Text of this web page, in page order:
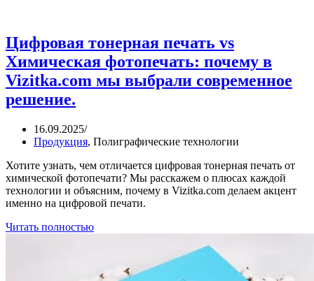
Цифровая тонерная печать vs
Химическая фотопечать: почему в
Vizitka.com мы выбрали современное
решение.
16.09.2025/
Продукция, Полиграфические технологии
Хотите узнать, чем отличается цифровая тонерная печать от
химической фотопечати? Мы расскажем о плюсах каждой
технологии и объясним, почему в Vizitka.com делаем акцент
именно на цифровой печати.
Читать полностью